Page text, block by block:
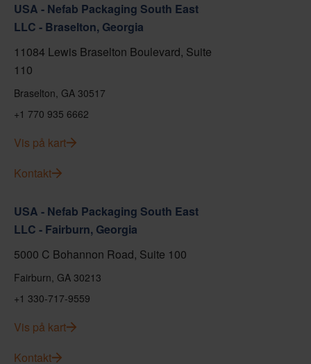
USA - Nefab Packaging South East
LLC - Braselton, Georgia
11084 Lewis Braselton Boulevard, Suite
110
Braselton, GA 30517
+1 770 935 6662
Vis på kart
Kontakt
USA - Nefab Packaging South East
LLC - Fairburn, Georgia
5000 C Bohannon Road, Suite 100
Fairburn, GA 30213
+1 330-717-9559
Vis på kart
Kontakt